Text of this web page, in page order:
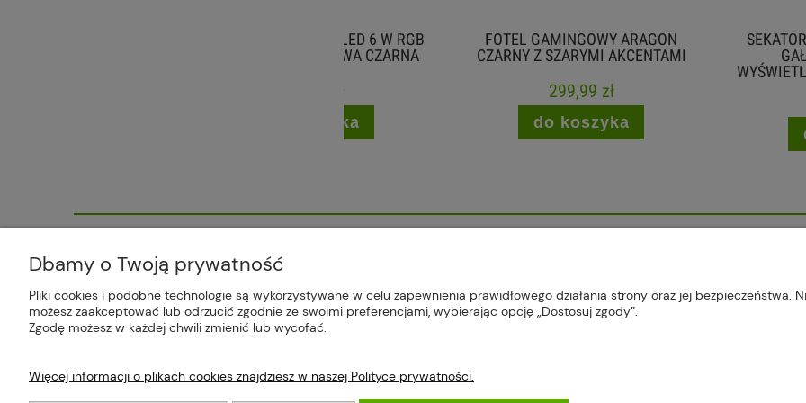
FOTEL GAMINGOWY ARAGON
CZARNY Z SZARYMI AKCENTAMI
SEKATOR
GAŁĘZI 50 MM 20 V
WYŚWIETLACZEM BESTEN
O FIRMIE PŁATNOŚCI I DOSTAWA
Dbamy o Twoją prywatność
Pliki cookies i podobne technologie są wykorzystywane w celu zapewnienia prawidłowego działania strony oraz jej bezpieczeństwa.
możesz zaakceptować lub odrzucić zgodnie ze swoimi preferencjami, wybierając opcję „Dostosuj zgody”.
Zgodę możesz w każdej chwili zmienić lub wycofać.
Więcej informacji o plikach cookies znajdziesz w naszej Polityce prywatności.